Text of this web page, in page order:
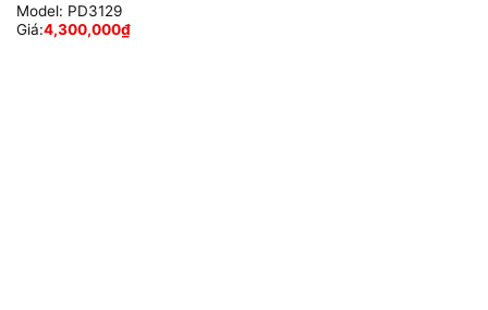
Model: PD3129
Giá:4,300,000₫